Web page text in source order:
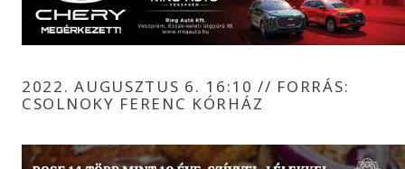
2022. AUGUSZTUS 6. 16:10// FORRÁS:
CSOLNOKY FERENC KÓRHÁZ